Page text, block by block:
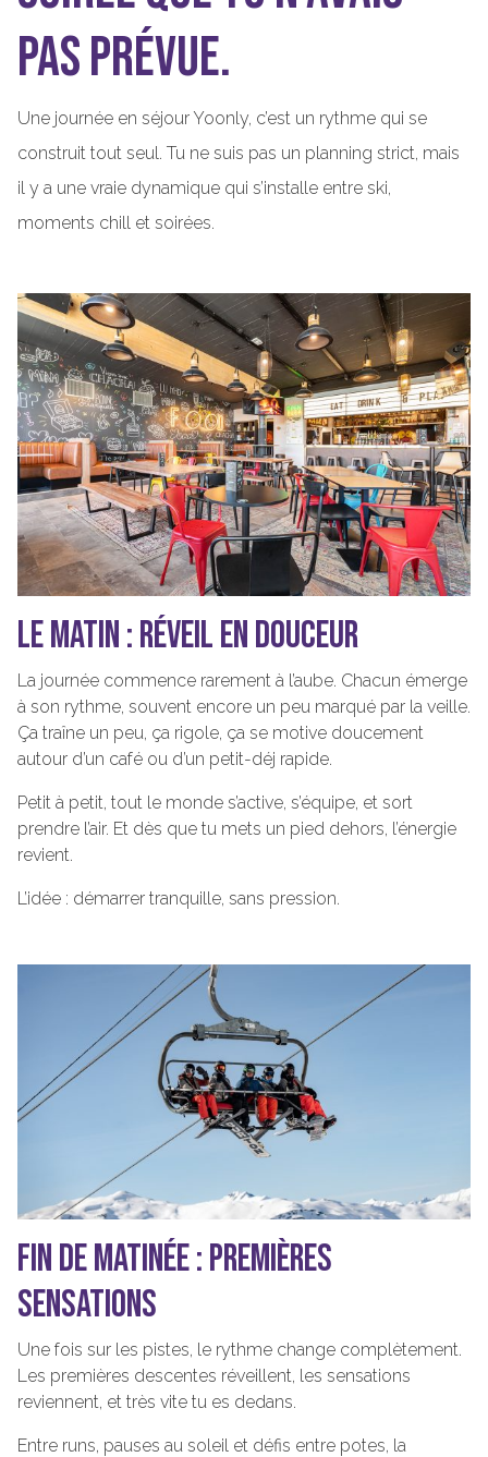
pas prévue.
Une journée en séjour Yoonly, c’est un rythme qui se
construit tout seul. Tu ne suis pas un planning strict, mais
il y a une vraie dynamique qui s’installe entre ski,
moments chill et soirées.
LE MATIN : RÉVEIL EN DOUCEUR
La journée commence rarement à l’aube. Chacun émerge
à son rythme, souvent encore un peu marqué par la veille.
Ça traîne un peu, ça rigole, ça se motive doucement
autour d’un café ou d’un petit-déj rapide.
Petit à petit, tout le monde s’active, s’équipe, et sort
prendre l’air. Et dès que tu mets un pied dehors, l’énergie
revient.
L’idée : démarrer tranquille, sans pression.
FIN DE MATINÉE : PREMIÈRES
SENSATIONS
Une fois sur les pistes, le rythme change complètement.
Les premières descentes réveillent, les sensations
reviennent, et très vite tu es dedans.
Entre runs, pauses au soleil et défis entre potes, la